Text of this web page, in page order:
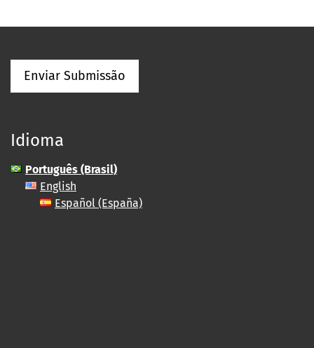
Enviar Submissão
Idioma
Português (Brasil)
English
Español (España)